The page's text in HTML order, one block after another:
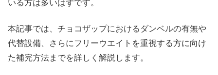
いる方は多いはずです。
本記事では、チョコザップにおけるダンベルの有無や
代替設備、さらにフリーウエイトを重視する方に向け
た補完方法までを詳しく解説します。